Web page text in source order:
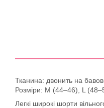
Тканина: двонить на
Розміри: M (44–46), L
Легкі широкі шорти